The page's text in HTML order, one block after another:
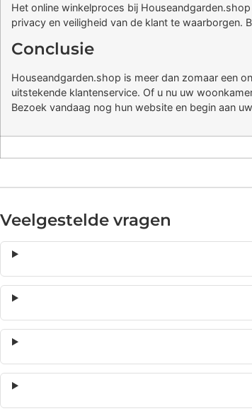
Het online winkelproces bij
privacy en veiligheid van de klant te waarborgen.
Conclusie
Houseandgarden.shop is meer dan zomaar een
uitstekende klantenservice. Of u nu uw
Bezoek vandaag nog hun website en begin aan
Veelgestelde vragen